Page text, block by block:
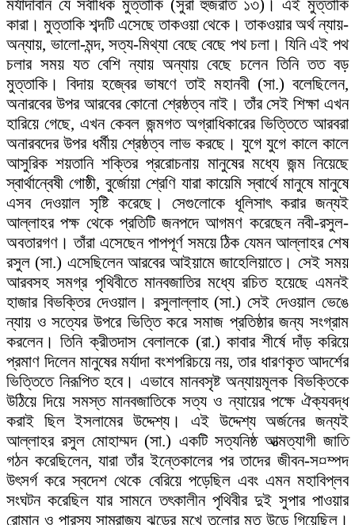
মর্যাদাবান যে সর্বাধিক মুত্তাকি (সুরা হুজরাত ১৩)। এই মুত্তাকি
কারা। মুত্তাকি শব্দটি এসেছে তাকওয়া থেকে। তাকওয়ার অর্থ ন্যায়-
অন্যায়, ভালো-মন্দ, সত্য-মিথ্যা বেছে বেছে পথ চলা। যিনি এই পথ
চলার সময় যত বেশি ন্যায় অন্যায় বেছে চলেন তিনি তত বড়
মুত্তাকি। বিদায় হজ্বের ভাষণে তাই মহানবী (সা.) বলেছিলেন,
অনারবের উপর আরবের কোনো শ্রেষ্ঠত্ব নাই। তাঁর সেই শিক্ষা এখন
হারিয়ে গেছে, এখন কেবল জন্মগত অগ্রাধিকারের ভিত্তিতে আরবরা
অনারবদের উপর ধর্মীয় শ্রেষ্ঠত্ব লাভ করছে। যুগে যুগে কালে কালে
আসুরিক শয়তানি শক্তির প্ররোচনায় মানুষের মধ্যে জন্ম নিয়েছে
স্বার্থান্বেষী গোষ্ঠী, বুর্জোয়া শ্রেণি যারা কায়েমি স্বার্থে মানুষে মানুষে
এসব দেওয়াল সৃষ্টি করেছে। সেগুলোকে ধূলিসাৎ করার জন্যই
আল্লাহর পক্ষ থেকে প্রতিটি জনপদে আগমণ করেছেন নবী-রসুল-
অবতারগণ। তাঁরা এসেছেন পাপপূর্ণ সময়ে ঠিক যেমন আল্লাহর শেষ
রসুল (সা.) এসেছিলেন আরবের আইয়ামে জাহেলিয়াতে। সেই সময়
আরবসহ সমগ্র পৃথিবীতে মানবজাতির মধ্যে রচিত হয়েছে এমনই
হাজার বিভক্তির দেওয়াল। রসুলাল্লাহ (সা.) সেই দেওয়াল ভেঙে
ন্যায় ও সত্যের উপরে ভিত্তি করে সমাজ প্রতিষ্ঠার জন্য সংগ্রাম
করলেন। তিনি ক্রীতদাস বেলালকে (রা.) কাবার শীর্ষে দাঁড় করিয়ে
প্রমাণ দিলেন মানুষের মর্যাদা বংশপরিচয়ে নয়, তার ধারণকৃত আদর্শের
ভিত্তিতে নিরূপিত হবে। এভাবে মানবসৃষ্ট অন্যায়মূলক বিভক্তিকে
উঠিয়ে দিয়ে সমস্ত মানবজাতিকে সত্য ও ন্যায়ের পক্ষে ঐক্যবদ্ধ
করাই ছিল ইসলামের উদ্দেশ্য। এই উদ্দেশ্য অর্জনের জন্যই
আল্লাহর রসুল মোহাম্মদ (সা.) একটি সত্যনিষ্ঠ আত্মত্যাগী জাতি
গঠন করেছিলেন, যারা তাঁর ইন্তেকালের পর তাদের জীবন-স¤ম্পদ
উৎসর্গ করে স্বদেশ থেকে বেরিয়ে পড়েছিল এবং এমন মহাবিপ্লব
সংঘটন করেছিল যার সামনে তৎকালীন পৃথিবীর দুই সুপার পাওয়ার
রোমান ও পারস্য সাম্রাজ্য ঝড়ের মুখে তুলোর মত উড়ে গিয়েছিল।